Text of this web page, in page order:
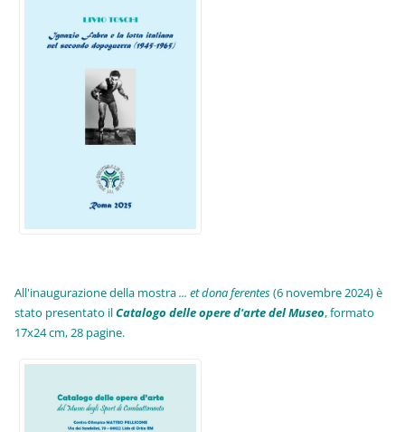
All'inaugurazione della mostra... et dona ferentes(6 novembre 2024) è
stato presentato ilCatalogo delle opere d'arte del Museo, formato
17x24 cm, 28 pagine.